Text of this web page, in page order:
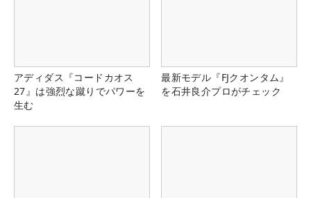
アディダス『コードカオス
27』は強烈な蹴りでパワーを
生む
最新モデル『FJクオンタム』
を石井良介プロがチェック